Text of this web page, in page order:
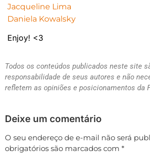
Jacqueline Lima
Daniela Kowalsky
Enjoy! <3
Todos os conteúdos publicados neste site
responsabilidade de seus autores e não
refletem as opiniões e posicionamentos da
Deixe um comentário
O seu endereço de e-mail não será
obrigatórios são marcados com *